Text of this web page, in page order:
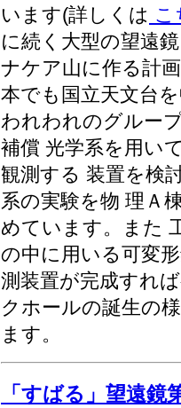
います(詳しくは
に続く大型の望遠
ナケア山に作る計
本でも国立天文台
われわれのグルー
補償 光学系を用い
観測する 装置を検
系の実験を物 理Ａ
めています。また
の中に用いる可変
測装置が完成すれ
クホールの誕生の
ます。
「すばる」望遠